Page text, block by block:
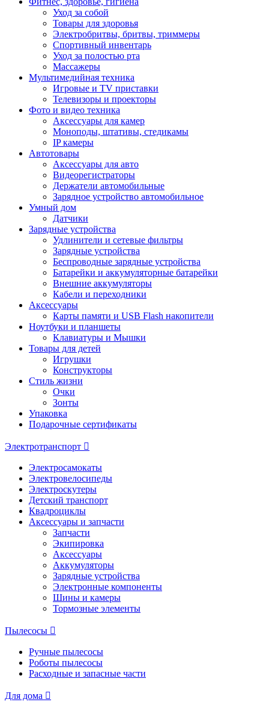
Уход за собой
Товары для здоровья
Электробритвы, бритвы, триммеры
Спортивный инвентарь
Уход за полостью рта
Массажеры
Мультимедийная техника
Игровые и TV приставки
Телевизоры и проекторы
Фото и видео техника
Аксессуары для камер
Моноподы, штативы, стедикамы
IP камеры
Автотовары
Аксессуары для авто
Видеорегистраторы
Держатели автомобильные
Зарядное устройство автомобильное
Умный дом
Датчики
Зарядные устройства
Удлинители и сетевые фильтры
Зарядные устройства
Беспроводные зарядные устройства
Батарейки и аккумуляторные батарейки
Внешние аккумуляторы
Кабели и переходники
Аксессуары
Карты памяти и USB Flash накопители
Ноутбуки и планшеты
Клавиатуры и Мышки
Товары для детей
Игрушки
Конструкторы
Стиль жизни
Очки
Зонты
Упаковка
Подарочные сертификаты
Электротранспорт
Электросамокаты
Электровелосипеды
Электроскутеры
Детский транспорт
Квадроциклы
Аксессуары и запчасти
Запчасти
Экипировка
Аксессуары
Аккумуляторы
Зарядные устройства
Электронные компоненты
Шины и камеры
Тормозные элементы
Пылесосы
Ручные пылесосы
Роботы пылесосы
Расходные и запасные части
Для дома